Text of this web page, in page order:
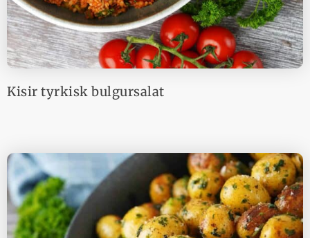
Kisir tyrkisk bulgursalat